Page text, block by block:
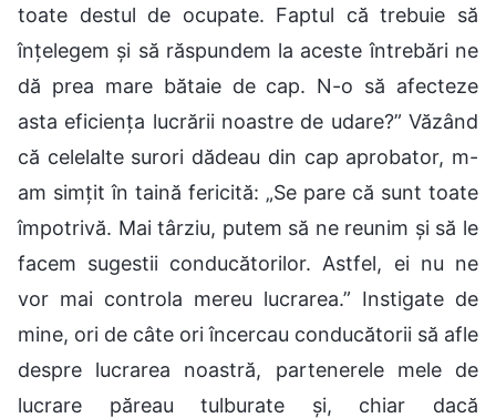
toate destul de ocupate. Faptul că trebuie să
înțelegem și să răspundem la aceste întrebări ne
dă prea mare bătaie de cap. N-o să afecteze
asta eficiența lucrării noastre de udare?” Văzând
că celelalte surori dădeau din cap aprobator, m-
am simțit în taină fericită: „Se pare că sunt toate
împotrivă. Mai târziu, putem să ne reunim și să le
facem sugestii conducătorilor. Astfel, ei nu ne
vor mai controla mereu lucrarea.” Instigate de
mine, ori de câte ori încercau conducătorii să afle
despre lucrarea noastră, partenerele mele de
lucrare păreau tulburate și, chiar dacă